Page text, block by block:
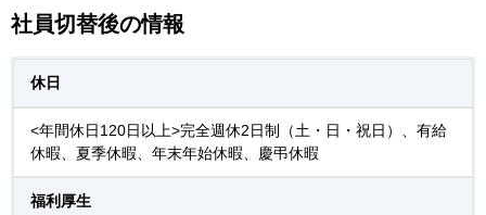
社員切替後の情報
休日
<年間休日120日以上>完全週休2日制（土・日・祝日）、有給
休暇、夏季休暇、年末年始休暇、慶弔休暇
福利厚生